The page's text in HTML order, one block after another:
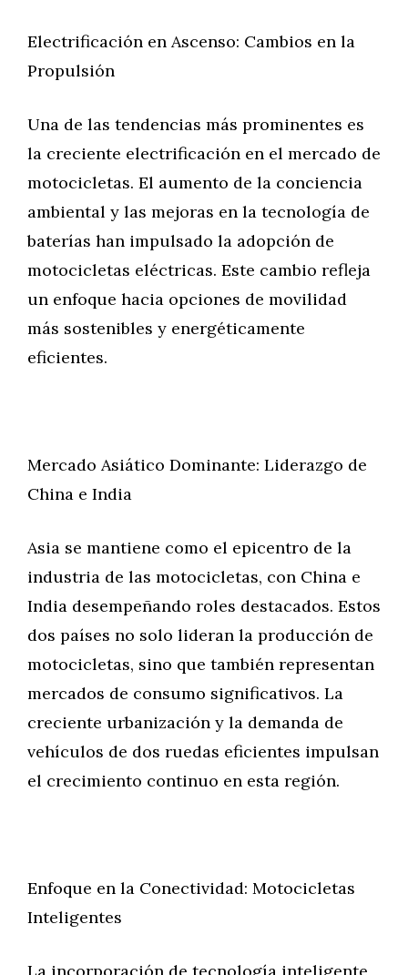
Electrificación en Ascenso: Cambios en la
Propulsión
Una de las tendencias más prominentes es
la creciente electrificación en el mercado de
motocicletas. El aumento de la conciencia
ambiental y las mejoras en la tecnología de
baterías han impulsado la adopción de
motocicletas eléctricas. Este cambio refleja
un enfoque hacia opciones de movilidad
más sostenibles y energéticamente
eficientes.
Mercado Asiático Dominante: Liderazgo de
China e India
Asia se mantiene como el epicentro de la
industria de las motocicletas, con China e
India desempeñando roles destacados. Estos
dos países no solo lideran la producción de
motocicletas, sino que también representan
mercados de consumo significativos. La
creciente urbanización y la demanda de
vehículos de dos ruedas eficientes impulsan
el crecimiento continuo en esta región.
Enfoque en la Conectividad: Motocicletas
Inteligentes